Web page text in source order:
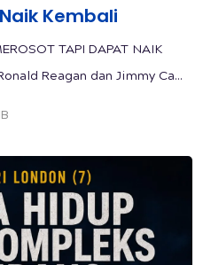
Kembali
TAPI DAPAT NAIK
Reagan dan Jimmy Ca...